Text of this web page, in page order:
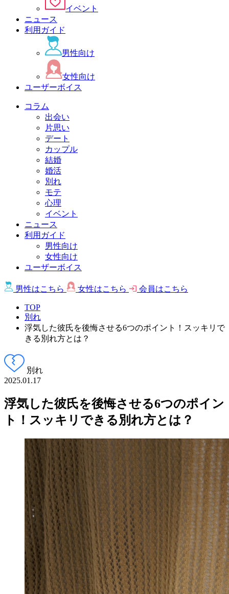
イベント
ニュース
利用ガイド
男性向け
女性向け
ユーザーボイス
コラム
出会い
片思い
デート
カップル
結婚
婚活
別れ
モテ
心理
イベント
ニュース
利用ガイド
男性向け
女性向け
ユーザーボイス
男性はこちら 女性はこちら 会員はこちら
TOP
別れ
浮気した彼氏を後悔させる6つのポイント！スッキリで
きる別れ方とは？
別れ
2025.01.17
浮気した彼氏を後悔させる6つのポイン
ト！スッキリできる別れ方とは？